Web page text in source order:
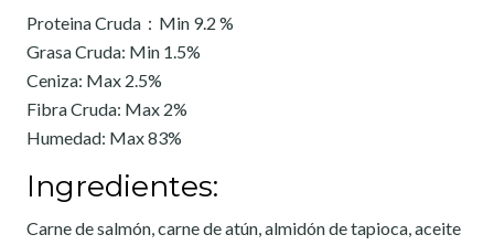
Proteina Cruda：Min 9.2 %
Grasa Cruda: Min 1.5%
Ceniza: Max 2.5%
Fibra Cruda: Max 2%
Humedad: Max 83%
Ingredientes:
Carne de salmón, carne de atún, almidón de tapioca, aceite